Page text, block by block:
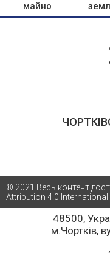
майно
реєстр
48500,
м.Чортків,
© 2021 Весь контент
Attribution 4.0 International